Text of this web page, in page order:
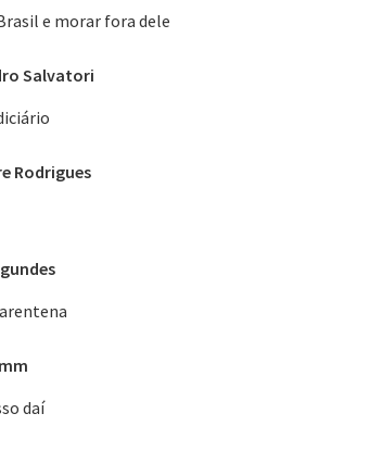
e morar fora dele
Salvatori
Rodrigues
daí